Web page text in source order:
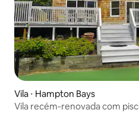
Vila ⋅ Hampton Bays
Vila recém-renovada com